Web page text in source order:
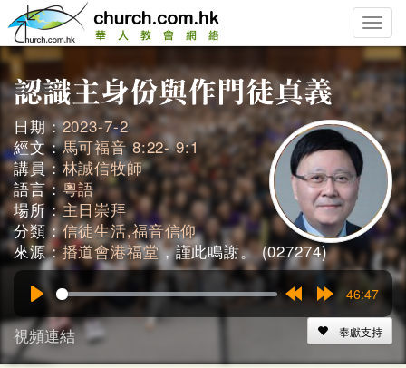
Toggle
日期：2023-7-2
經文：馬可福音 8:22- 9:1
講員： 林誠信牧師
語言：粵語
場所：主日崇拜
分類：信徒生活,福音信仰
來源：播道會港福堂，謹此鳴謝。 (027274)
15s
46:47
視頻連結 奉獻支持